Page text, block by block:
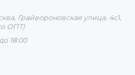
, Грайвороновская улица, 4с1,
ОПТ)
18:00